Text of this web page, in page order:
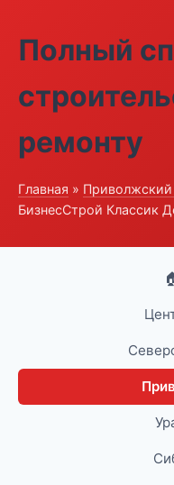
Полный
ремонту
Главная » Приволжский
БизнесСтрой Классик